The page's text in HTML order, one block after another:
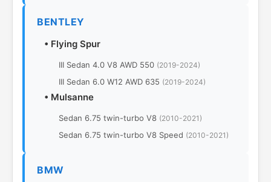
BENTLEY
• Flying Spur
III Sedan 4.0 V8 AWD 550 (2019-2024)
III Sedan 6.0 W12 AWD 635 (2019-2024)
• Mulsanne
Sedan 6.75 twin-turbo V8 (2010-2021)
Sedan 6.75 twin-turbo V8 Speed (2010-2021)
BMW